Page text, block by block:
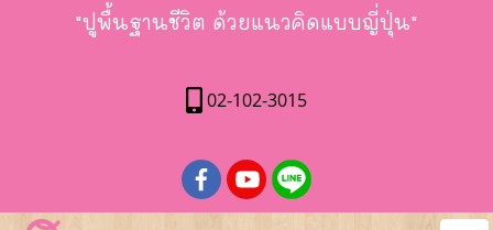
"ปูพื้นฐานชีวิต ด้วยแนวคิดแบบญี่ปุ่น"
02-102-3015